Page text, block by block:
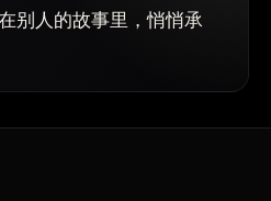
别人的故事里，悄悄承